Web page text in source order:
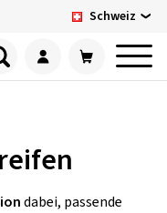
Schweiz
dabei, passende